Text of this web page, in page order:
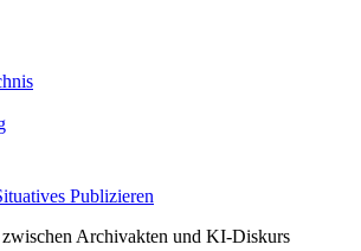
Archivakten und KI-Diskurs